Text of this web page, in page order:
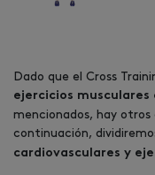
Dado que el Cross
ejercicios musculares
mencionados, hay otros
continuación,
cardiovasculares y